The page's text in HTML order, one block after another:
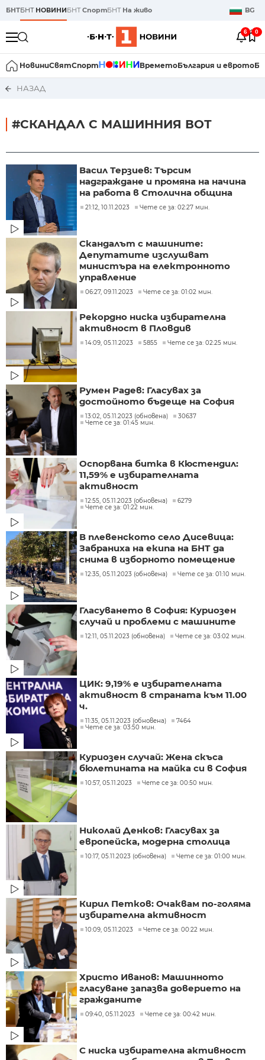
БНТБНТ НОВИНИБНТСпортБНТ На живо BG
6 0
НовиниСвятСпорт ВреметоБългария и еврото
НАЗАД
#СКАНДАЛ С МАШИННИЯ ВОТ
Васил Терзиев: Търсим
надграждане и промяна на начина
на работа в Столична община
21:12, 10.11.2023 Чете се за: 02:27 мин.
Скандалът с машините:
Депутатите изслушват
министъра на електронното
управление
06:27, 09.11.2023 Чете се за: 01:02 мин.
Рекордно ниска избирателна
активност в Пловдив
14:09, 05.11.2023 5855 Чете се за: 02:25 мин.
Румен Радев: Гласувах за
достойното бъдеще на София
13:02, 05.11.2023 (обновена)
30637
Чете се за: 01:45 мин.
Оспорвана битка в Кюстендил:
11,59% е избирателната
активност
12:55, 05.11.2023 (обновена)
6279
Чете се за: 01:22 мин.
В плевенското село Дисевица:
Забраниха на екипа на БНТ да
снима в изборното помещение
12:35, 05.11.2023 (обновена) Чете се за: 01:10 мин.
Гласуването в София: Куриозен
случай и проблеми с машините
12:11, 05.11.2023 (обновена) Чете се за: 03:02 мин.
ЦИК: 9,19% е избирателната
активност в страната към 11.00
ч.
11:35, 05.11.2023 (обновена)
7464
Чете се за: 03:50 мин.
Куриозен случай: Жена скъса
бюлетината на майка си в София
10:57, 05.11.2023 Чете се за: 00:50 мин.
Николай Денков: Гласувах за
европейска, модерна столица
10:17, 05.11.2023 (обновена) Чете се за: 01:00 мин.
Кирил Петков: Очаквам по-голяма
избирателна активност
10:09, 05.11.2023 Чете се за: 00:22 мин.
Христо Иванов: Машинното
гласуване запазва доверието на
гражданите
09:40, 05.11.2023 Чете се за: 00:42 мин.
С ниска избирателна активност